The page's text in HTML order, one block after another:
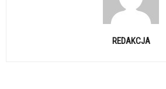
REDAKCJA